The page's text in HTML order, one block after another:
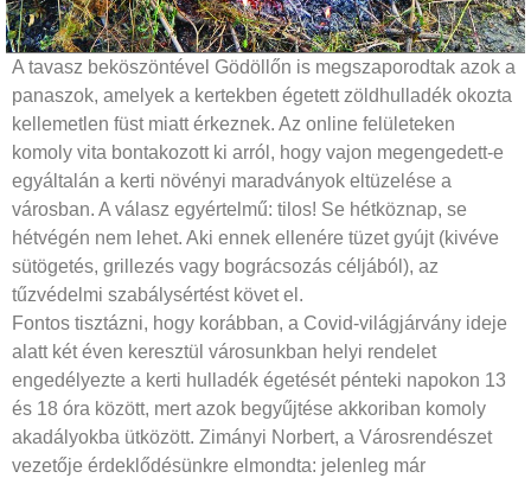
A tavasz beköszöntével Gödöllőn is megszaporodtak azok a
panaszok, amelyek a kertekben égetett zöldhulladék okozta
kellemetlen füst miatt érkeznek. Az online felületeken
komoly vita bontakozott ki arról, hogy vajon megengedett-e
egyáltalán a kerti növényi maradványok eltüzelése a
városban. A válasz egyértelmű: tilos! Se hétköznap, se
hétvégén nem lehet. Aki ennek ellenére tüzet gyújt (kivéve
sütögetés, grillezés vagy bográcsozás céljából), az
tűzvédelmi szabálysértést követ el.
Fontos tisztázni, hogy korábban, a Covid-világ­járvány ideje
alatt két éven keresztül városunkban helyi rende­let
engedélyezte a kerti hulladék égetését pénteki napokon 13
és 18 óra között, mert azok begyűjtése akkoriban komoly
akadályokba ütközött. Zimányi Norbert, a Városrendészet
vezetője érdeklődésünkre elmondta: jelenleg már